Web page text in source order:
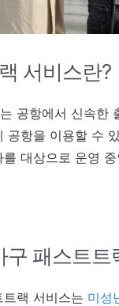
서비스란?
공항에서 신속한
공항을 이용할 수
대상으로 운영
패스트트
랙 서비스는 미성